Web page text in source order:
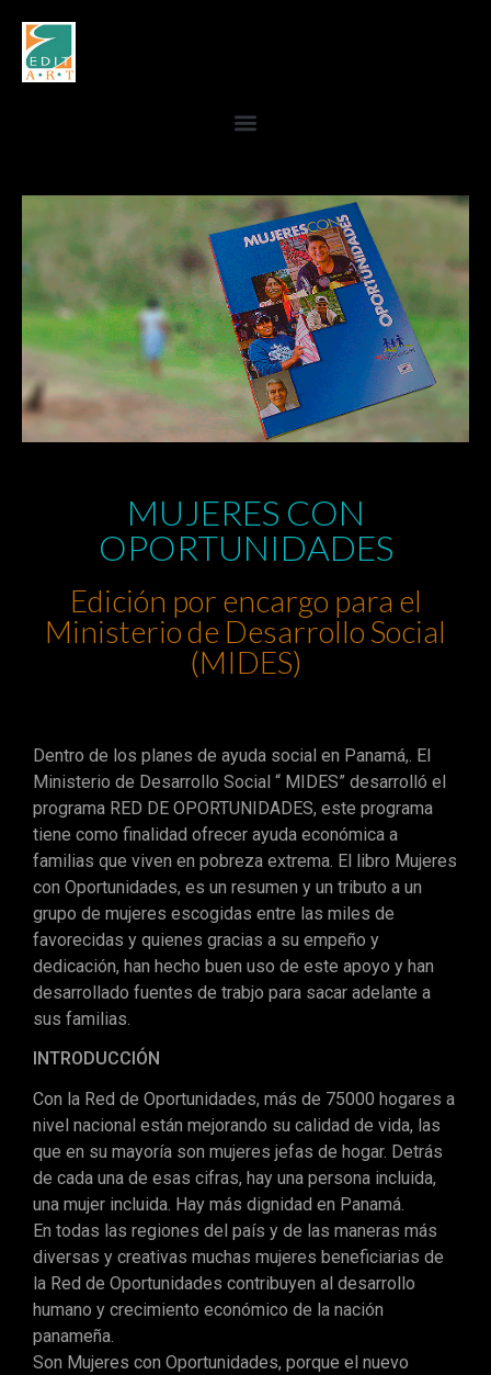
MUJERES CON
OPORTUNIDADES
Edición por encargo para el
Ministerio de Desarrollo Social
(MIDES)
Dentro de los planes de ayuda social en Panamá,. El
Ministerio de Desarrollo Social “ MIDES” desarrolló el
programa RED DE OPORTUNIDADES, este programa
tiene como finalidad ofrecer ayuda económica a
familias que viven en pobreza extrema. El libro Mujeres
con Oportunidades, es un resumen y un tributo a un
grupo de mujeres escogidas entre las miles de
favorecidas y quienes gracias a su empeño y
dedicación, han hecho buen uso de este apoyo y han
desarrollado fuentes de trabjo para sacar adelante a
sus familias.
INTRODUCCIÓN
Con la Red de Oportunidades, más de 75000 hogares a
nivel nacional están mejorando su calidad de vida, las
que en su mayoría son mujeres jefas de hogar. Detrás
de cada una de esas cifras, hay una persona incluida,
una mujer incluida. Hay más dignidad en Panamá.
En todas las regiones del país y de las maneras más
diversas y creativas muchas mujeres beneficiarias de
la Red de Oportunidades contribuyen al desarrollo
humano y crecimiento económico de la nación
panameña.
Son Mujeres con Oportunidades, porque el nuevo